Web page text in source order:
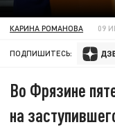
КАРИНА РОМАНОВА 09
ПОДПИШИТЕСЬ:
Во Фрязине
на